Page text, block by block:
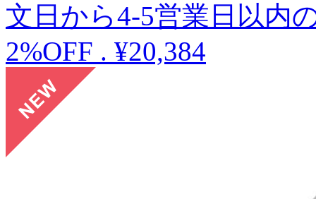
文日から4-5営業日以内
2%OFF . ¥20,384